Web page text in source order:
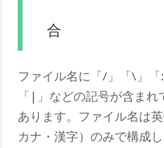
合
ファイル名に「/」「\」「
「|」などの記号が含ま
あります。ファイル名は
カナ・漢字）のみで構成